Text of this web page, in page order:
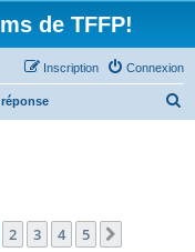
de TFFP!
Connexion
Inscription
2 3 4 5